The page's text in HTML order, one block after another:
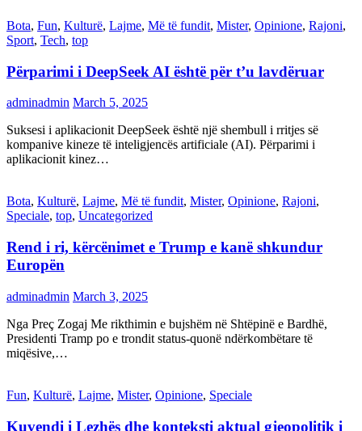
Bota, Fun, Kulturë, Lajme, Më të fundit, Mister, Opinione, Rajoni,
Sport, Tech, top
Përparimi i DeepSeek AI është për t’u lavdëruar
adminadmin March 5, 2025
Suksesi i aplikacionit DeepSeek është një shembull i rritjes së
kompanive kineze të inteligjencës artificiale (AI). Përparimi i
aplikacionit kinez…
Bota, Kulturë, Lajme, Më të fundit, Mister, Opinione, Rajoni,
Speciale, top, Uncategorized
Rend i ri, kërcënimet e Trump e kanë shkundur
Europën
adminadmin March 3, 2025
Nga Preç Zogaj Me rikthimin e bujshëm në Shtëpinë e Bardhë,
Presidenti Tramp po e trondit status-quonë ndërkombëtare të
miqësive,…
Fun, Kulturë, Lajme, Mister, Opinione, Speciale
Kuvendi i Lezhës dhe konteksti aktual gjeopolitik i